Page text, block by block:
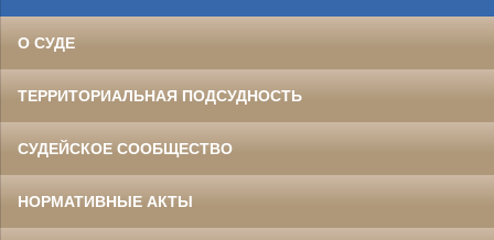
О СУДЕ
ТЕРРИТОРИАЛЬНАЯ ПОДСУДНОСТЬ
СУДЕЙСКОЕ СООБЩЕСТВО
НОРМАТИВНЫЕ АКТЫ